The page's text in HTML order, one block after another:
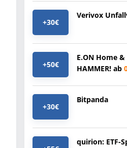
+30€
Verivox
+50€
E.ON Home
HAMMER! ab
+30€
Bitpanda
quirion: ETF-